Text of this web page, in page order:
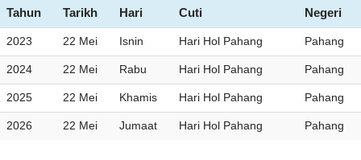
Tahun Tarikh Hari Cuti Negeri
2023 22 Mei Isnin Hari Hol Pahang Pahang
2024 22 Mei Rabu Hari Hol Pahang Pahang
2025 22 Mei Khamis Hari Hol Pahang Pahang
2026 22 Mei Jumaat Hari Hol Pahang Pahang